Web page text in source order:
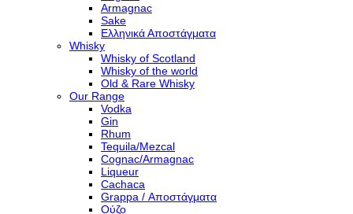
Armagnac
Sake
Ελληνικά Αποστάγματα
Whisky
Whisky of Scotland
Whisky of the world
Old & Rare Whisky
Our Range
Vodka
Gin
Rhum
Tequila/Mezcal
Cognac/Armagnac
Liqueur
Cachaca
Grappa / Αποστάγματα
Ούζο